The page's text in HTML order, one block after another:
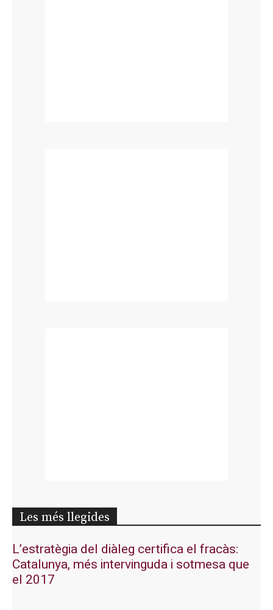
Les més llegides
L’estratègia del diàleg certifica el fracàs:
Catalunya, més intervinguda i sotmesa que
el 2017